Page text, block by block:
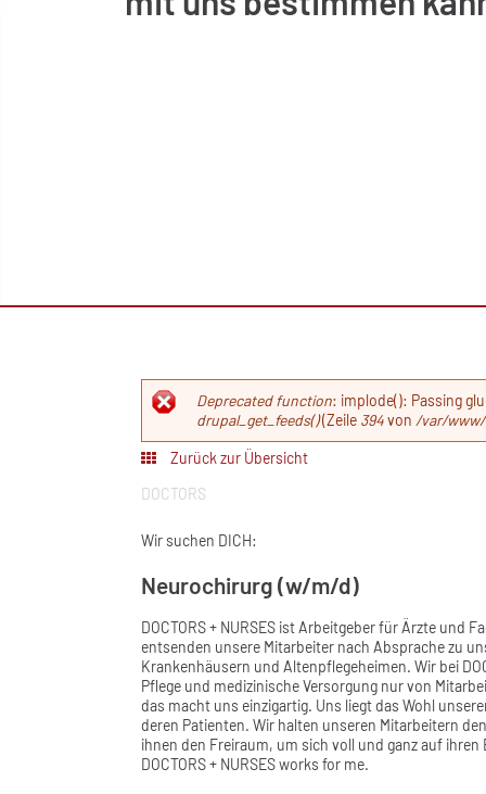
Deprecated function: implode(): Passing
drupal_get_feeds()(Zeile 394von /var/
Zurück zur Übersicht
DOCTORS
Wir suchen DICH:
Neurochirurg (w/m/d)
DOCTORS + NURSES ist Arbeitgeber für Ärzte und
entsenden unsere Mitarbeiter nach Absprache zu
Krankenhäusern und Altenpflegeheimen. Wir bei
Pflege und medizinische Versorgung nur von
das macht uns einzigartig. Uns liegt das Wohl
deren Patienten. Wir halten unseren Mitarbeitern
ihnen den Freiraum, um sich voll und ganz auf
DOCTORS + NURSES works for me.